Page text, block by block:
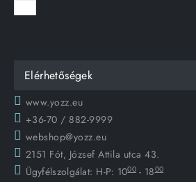
Elérhetőségek
www.yozz.eu
+36-70 / 882-9999
webshop@yozz.eu
2151 Fót, József Attila utca 43.
Ügyfélszolgálat: H-P: 1000 - 1800